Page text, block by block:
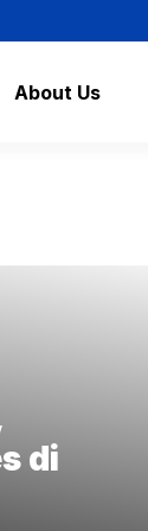
About Us
di